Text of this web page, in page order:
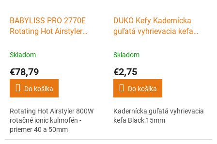
BABYLISS PRO 2770E
Rotating Hot Airstyler
kulmofén - priemer 40 a
Skladom
€78,79
Do košíka
Rotating Hot Airstyler 800W
rotačné ionic kulmofén -
priemer 40 a 50mm
DUKO Kefy Kadernícka
guľatá vyhrievacia kefa
Skladom
€2,75
Do košíka
Kadernícka guľatá vyhrievacia
kefa Black 15mm